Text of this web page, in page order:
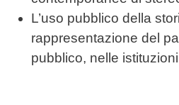
L’uso pubblico della
rappresentazione del
pubblico, nelle